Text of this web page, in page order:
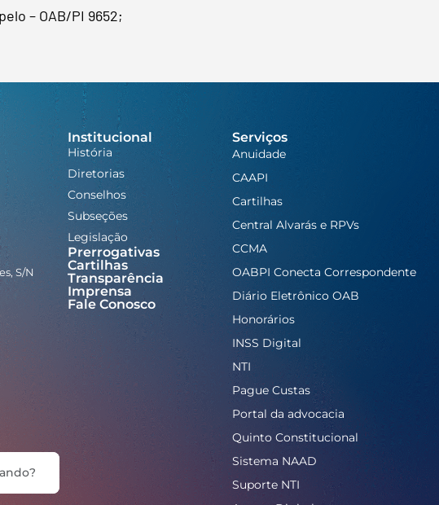
– OAB/PI 9652;
S/N
Institucional
História
Diretorias
Conselhos
Subseções
Legislação
Prerrogativas
Cartilhas
Transparência
Imprensa
Fale Conosco
Serviços
Anuidade
CAAPI
Cartilhas
Central Alvarás e RPVs
CCMA
OABPI Conecta Correspondente
Diário Eletrônico OAB
Honorários
INSS Digital
NTI
Pague Custas
Portal da advocacia
Quinto Constitucional
Sistema NAAD
Suporte NTI